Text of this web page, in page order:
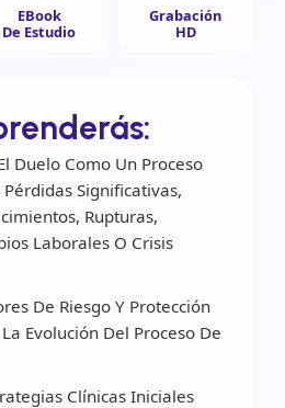
EBook
De Estudio
Grabación
HD
Duelo Como Un Proceso
Significativas,
Rupturas,
Laborales O Crisis
De Riesgo Y Protección
Evolución Del Proceso De
Clínicas Iniciales